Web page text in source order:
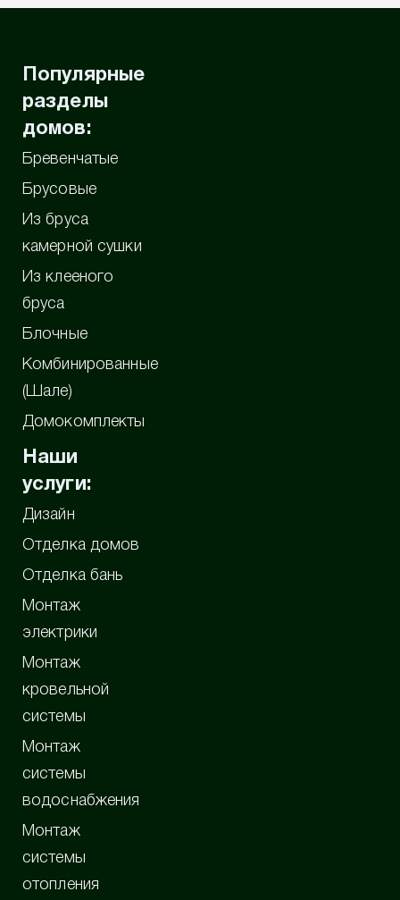
Популярные
разделы
домов:
Бревенчатые
Брусовые
Из бруса
камерной сушки
Из клееного
бруса
Блочные
Комбинированные
(Шале)
Домокомплекты
Наши
услуги:
Дизайн
Отделка домов
Отделка бань
Монтаж
электрики
Монтаж
кровельной
системы
Монтаж
системы
водоснабжения
Монтаж
системы
отопления